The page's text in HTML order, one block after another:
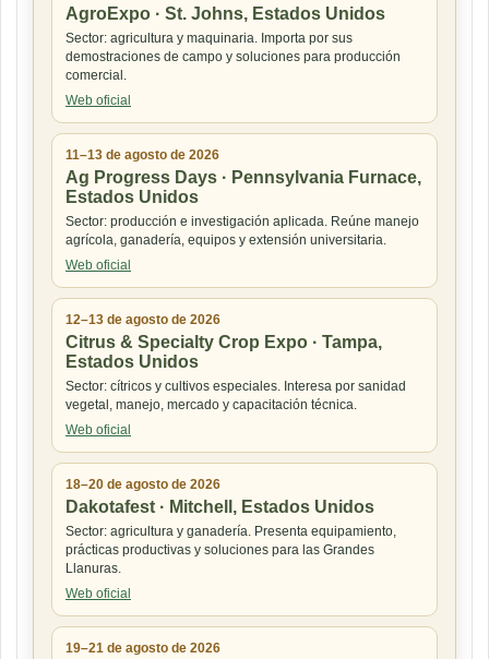
AgroExpo · St. Johns, Estados Unidos
Sector: agricultura y maquinaria. Importa por sus
demostraciones de campo y soluciones para producción
comercial.
Web oficial
11–13 de agosto de 2026
Ag Progress Days · Pennsylvania Furnace,
Estados Unidos
Sector: producción e investigación aplicada. Reúne manejo
agrícola, ganadería, equipos y extensión universitaria.
Web oficial
12–13 de agosto de 2026
Citrus & Specialty Crop Expo · Tampa,
Estados Unidos
Sector: cítricos y cultivos especiales. Interesa por sanidad
vegetal, manejo, mercado y capacitación técnica.
Web oficial
18–20 de agosto de 2026
Dakotafest · Mitchell, Estados Unidos
Sector: agricultura y ganadería. Presenta equipamiento,
prácticas productivas y soluciones para las Grandes
Llanuras.
Web oficial
19–21 de agosto de 2026